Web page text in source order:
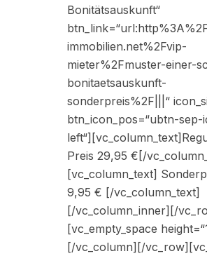
Bonitätsauskunft“
immobilien.net%2Fvip-
mieter%2Fmuster-einer-
bonitaetsauskunft-
sonderpreis%2F|||“
btn_icon_pos=“ubtn-
Preis 29,95 €[/
[vc_column_text]
9,95 € [/vc_column_text]
[/vc_column_inner][/
[vc_empty_space
[/vc_column][/